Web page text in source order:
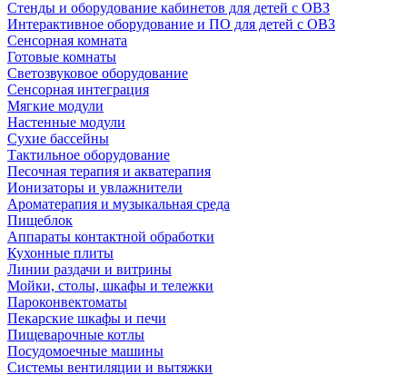
Стенды и оборудование кабинетов для детей с ОВЗ
Интерактивное оборудование и ПО для детей с ОВЗ
Сенсорная комната
Готовые комнаты
Светозвуковое оборудование
Сенсорная интеграция
Мягкие модули
Настенные модули
Сухие бассейны
Тактильное оборудование
Песочная терапия и акватерапия
Ионизаторы и увлажнители
Ароматерапия и музыкальная среда
Пищеблок
Аппараты контактной обработки
Кухонные плиты
Линии раздачи и витрины
Мойки, столы, шкафы и тележки
Пароконвектоматы
Пекарские шкафы и печи
Пищеварочные котлы
Посудомоечные машины
Системы вентиляции и вытяжки